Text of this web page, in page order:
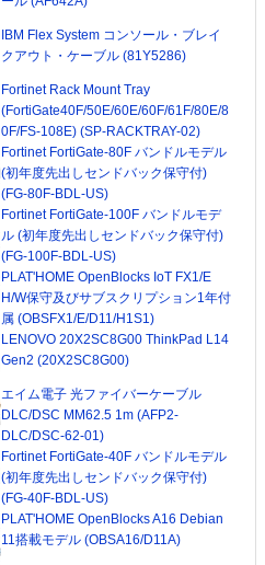
IBM Flex System コンソール・ブレイ
クアウト・ケーブル (81Y5286)
Fortinet Rack Mount Tray
(FortiGate40F/50E/60E/60F/61F/80E/8
0F/FS-108E) (SP-RACKTRAY-02)
Fortinet FortiGate-80F バンドルモデル
(初年度先出しセンドバック保守付)
(FG-80F-BDL-US)
Fortinet FortiGate-100F バンドルモデ
ル (初年度先出しセンドバック保守付)
(FG-100F-BDL-US)
PLAT'HOME OpenBlocks IoT FX1/E
H/W保守及びサブスクリプション1年付
属 (OBSFX1/E/D11/H1S1)
LENOVO 20X2SC8G00 ThinkPad L14
Gen2 (20X2SC8G00)
エイム電子 光ファイバーケーブル
DLC/DSC MM62.5 1m (AFP2-
DLC/DSC-62-01)
Fortinet FortiGate-40F バンドルモデル
(初年度先出しセンドバック保守付)
(FG-40F-BDL-US)
PLAT'HOME OpenBlocks A16 Debian
11搭載モデル (OBSA16/D11A)